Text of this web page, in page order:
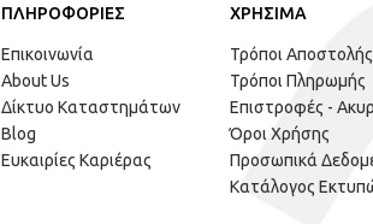
ΠΛΗΡΟΦΟΡΙΕΣ
Επικοινωνία
About Us
Δίκτυο Καταστημάτων
Blog
Ευκαιρίες Καριέρας
ΧΡΗΣΙΜΑ
Τρόποι Αποστολής
Τρόποι Πληρωμής
Επιστροφές -
Όροι Χρήσης
Προσωπικά
Κατάλογος